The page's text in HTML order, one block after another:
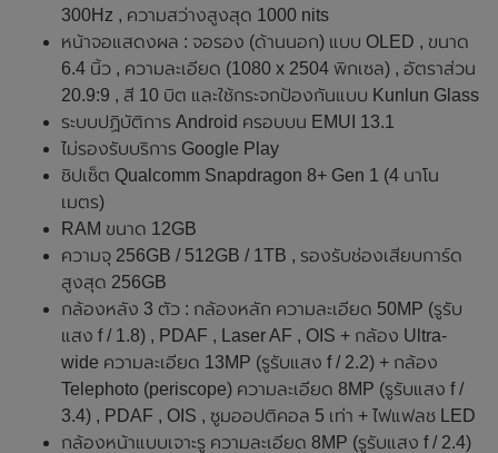
300Hz , ความสว่างสูงสุด 1000 nits
หน้าจอแสดงผล : จอรอง (ด้านนอก) แบบ OLED , ขนาด
6.4 นิ้ว , ความละเอียด (1080 x 2504 พิกเซล) , อัตราส่วน
20.9:9 , สี 10 บิต และใช้กระจกป้องกันแบบ Kunlun Glass
ระบบปฏิบัติการ Android ครอบบน EMUI 13.1
ไม่รองรับบริการ Google Play
ชิปเซ็ต Qualcomm Snapdragon 8+ Gen 1 (4 นาโน
เมตร)
RAM ขนาด 12GB
ความจุ 256GB / 512GB / 1TB , รองรับช่องเสียบการ์ด
สูงสุด 256GB
กล้องหลัง 3 ตัว : กล้องหลัก ความละเอียด 50MP (รูรับ
แสง f / 1.8) , PDAF , Laser AF , OIS + กล้อง Ultra-
wide ความละเอียด 13MP (รูรับแสง f / 2.2) + กล้อง
Telephoto (periscope) ความละเอียด 8MP (รูรับแสง f /
3.4) , PDAF , OIS , ซูมออปติคอล 5 เท่า + ไฟแฟลช LED
กล้องหน้าแบบเจาะรู ความละเอียด 8MP (รูรับแสง f / 2.4)